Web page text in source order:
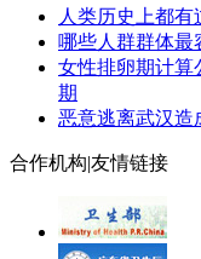
人类历史上都
哪些人群群体最
女性排卵期计算
期
恶意逃离武汉造
合作机构|友情链接